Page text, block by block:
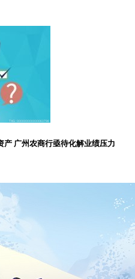
产 广州农商行亟待化解业绩压力